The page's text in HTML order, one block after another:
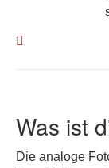
Was ist
Die analoge